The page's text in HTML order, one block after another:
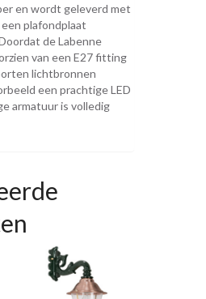
en wordt geleverd met
plafondplaat
de Labenne
van een E27 fitting
lichtbronnen
een prachtige LED
armatuur is volledig